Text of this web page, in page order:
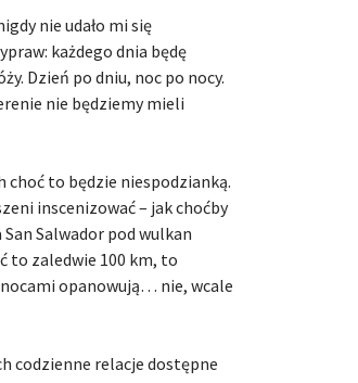
nie udało mi się
każdego dnia będę
Dzień po dniu, noc po nocy.
nie będziemy mieli
choć to będzie niespodzianką.
inscenizować – jak choćby
Salwador pod wulkan
to zaledwie 100 km, to
opanowują… nie, wcale
codzienne relacje dostępne